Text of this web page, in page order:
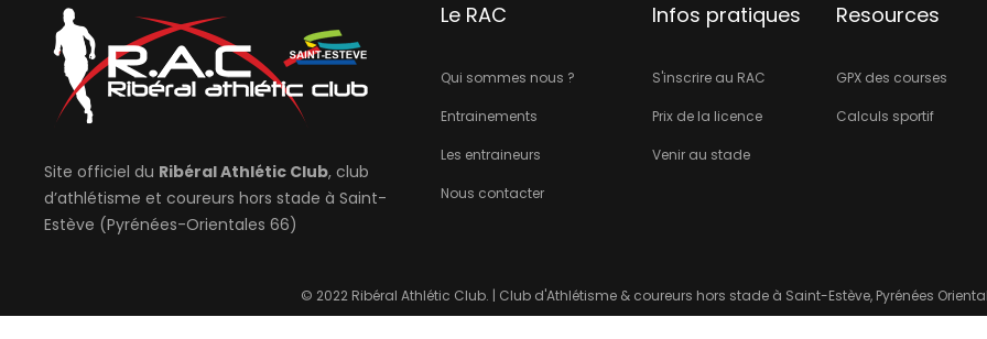
Site officiel du Ribéral Athlétic Club, club
d’athlétisme et coureurs hors stade à Saint-
Estève (Pyrénées-Orientales 66)
Le RAC
Qui sommes nous ?
Entrainements
Les entraineurs
Nous contacter
Infos pratiques
S'inscrire au RAC
Prix de la licence
Venir au stade
Resources
GPX des courses
Calculs sportif
© 2022 Ribéral Athlétic Club. | Club d'Athlétisme & coureurs hors stade à Saint-Estève, Pyrénées